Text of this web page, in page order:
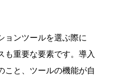
ョンツールを選ぶ際に
も重要な要素です。導入
こと、ツールの機能が自